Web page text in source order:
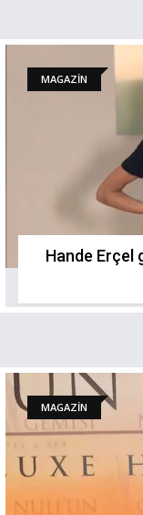
MAGAZİN
Hande Erçel
MAGAZİN